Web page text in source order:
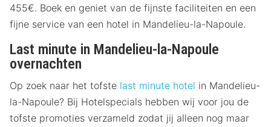
455€. Boek en geniet van de fijnste faciliteiten en een
fijne service van een hotel in Mandelieu-la-Napoule.
Last minute in Mandelieu-la-Napoule
overnachten
Op zoek naar het tofste last minute hotel in Mandelieu-
la-Napoule? Bij Hotelspecials hebben wij voor jou de
tofste promoties verzameld zodat jij alleen nog maar